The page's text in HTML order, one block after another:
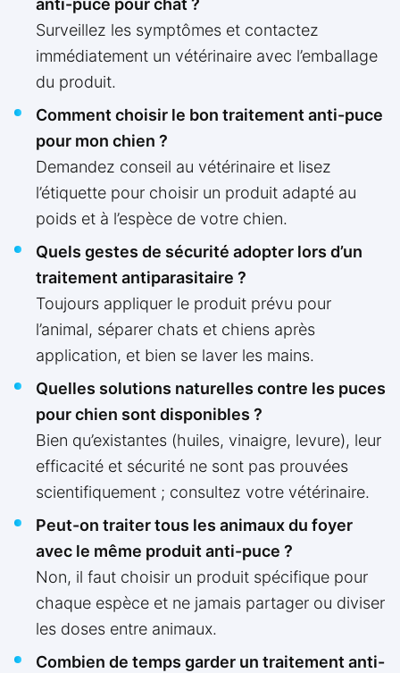
anti-puce pour chat ?
Surveillez les symptômes et contactez
immédiatement un vétérinaire avec l’emballage
du produit.
Comment choisir le bon traitement anti-puce
pour mon chien ?
Demandez conseil au vétérinaire et lisez
l’étiquette pour choisir un produit adapté au
poids et à l’espèce de votre chien.
Quels gestes de sécurité adopter lors d’un
traitement antiparasitaire ?
Toujours appliquer le produit prévu pour
l’animal, séparer chats et chiens après
application, et bien se laver les mains.
Quelles solutions naturelles contre les puces
pour chien sont disponibles ?
Bien qu’existantes (huiles, vinaigre, levure), leur
efficacité et sécurité ne sont pas prouvées
scientifiquement ; consultez votre vétérinaire.
Peut-on traiter tous les animaux du foyer
avec le même produit anti-puce ?
Non, il faut choisir un produit spécifique pour
chaque espèce et ne jamais partager ou diviser
les doses entre animaux.
Combien de temps garder un traitement anti-